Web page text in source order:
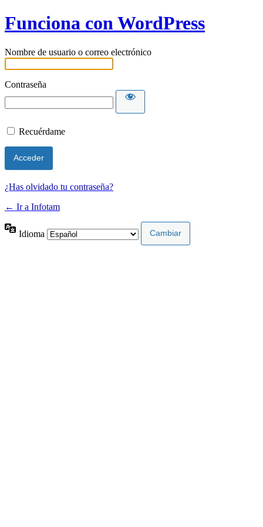
Funciona con WordPress
Nombre de usuario o correo electrónico
Contraseña
Recuérdame
¿Has olvidado tu contraseña?
← Ir a Infotam
Idioma